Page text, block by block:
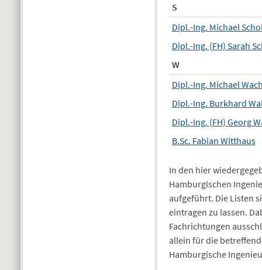
S
Dipl.-Ing. Michael
Dipl.-Ing. (FH) Sarah
W
Dipl.-Ing. Michael
Dipl.-Ing. Burkhard
Dipl.-Ing. (FH) Georg
B.Sc. Fabian Witthaus
In den hier
Hamburgischen
aufgeführt. Die Listen
eintragen zu lassen.
Fachrichtungen
allein für die
Hamburgische